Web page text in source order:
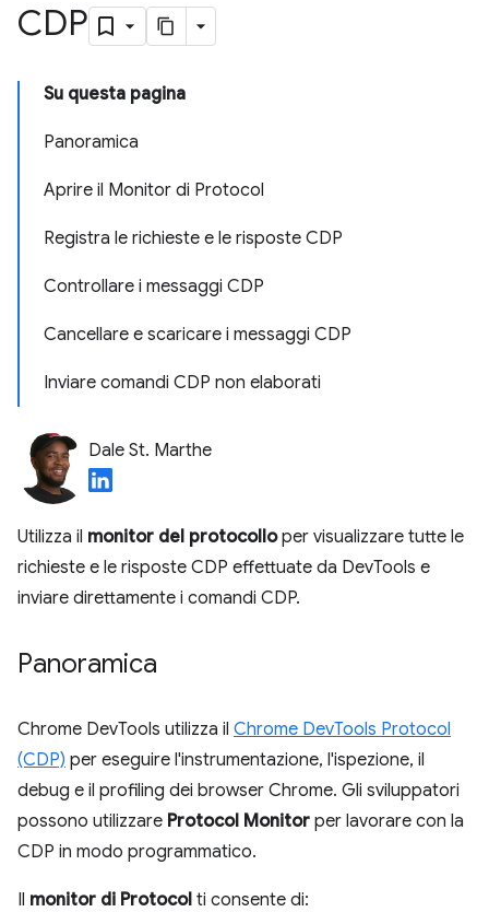
CDP
Su questa pagina
Panoramica
Aprire il Monitor di Protocol
Registra le richieste e le risposte CDP
Controllare i messaggi CDP
Cancellare e scaricare i messaggi CDP
Inviare comandi CDP non elaborati
Dale St. Marthe
Utilizza il monitor del protocolloper visualizzare tutte le
richieste e le risposte CDP effettuate da DevTools e
inviare direttamente i comandi CDP.
Panoramica
Chrome DevTools utilizza il Chrome DevTools Protocol
(CDP) per eseguire l'instrumentazione, l'ispezione, il
debug e il profiling dei browser Chrome. Gli sviluppatori
possono utilizzare Protocol Monitor per lavorare con la
CDP in modo programmatico.
Il monitor di Protocol ti consente di: